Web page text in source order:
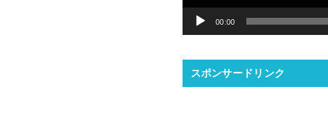
ヤ
00:00
スポンサードリンク